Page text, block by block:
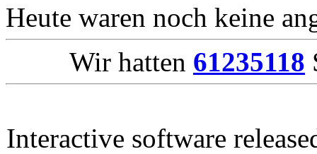
Heute waren noch keine
Wir hatten 61235118
Interactive software